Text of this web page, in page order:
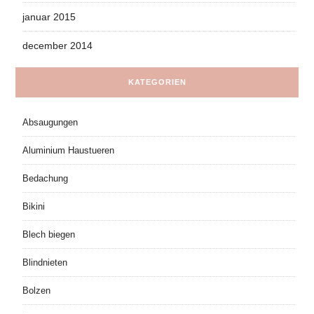
januar 2015
december 2014
KATEGORIEN
Absaugungen
Aluminium Haustueren
Bedachung
Bikini
Blech biegen
Blindnieten
Bolzen